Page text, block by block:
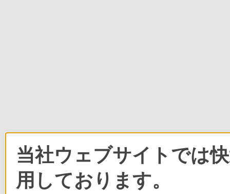
当社ウェブサイトでは
用しております。